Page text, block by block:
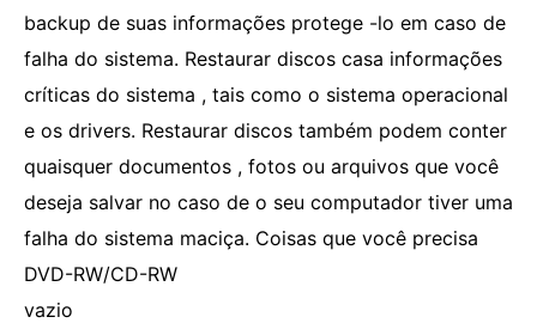
backup de suas informações protege -lo em caso de
falha do sistema. Restaurar discos casa informações
críticas do sistema , tais como o sistema operacional
e os drivers. Restaurar discos também podem conter
quaisquer documentos , fotos ou arquivos que você
deseja salvar no caso de o seu computador tiver uma
falha do sistema maciça. Coisas que você precisa
DVD-RW/CD-RW
vazio